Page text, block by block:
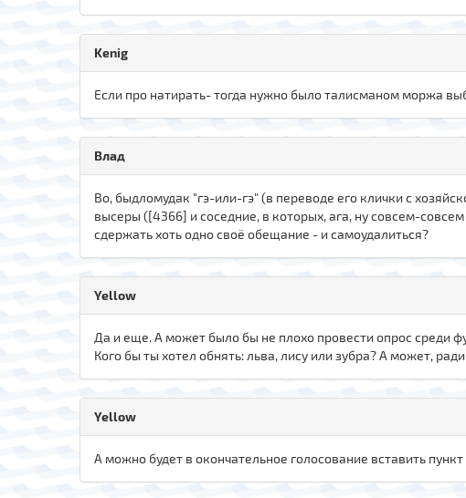
Kenig
Если про натирать- тогда нужно было талисманом моржа
Влад
Во, быдломудак "гэ-или-гэ" (в переводе его клички с
высеры ([4366] и соседние, в которых, ага, ну совсем-
сдержать хоть одно своё обещание - и самоудалиться?
Yellow
Да и еще. А может было бы не плохо провести опрос среди
Кого бы ты хотел обнять: льва, лису или зубра? А может,
Yellow
А можно будет в окончательное голосование вставить